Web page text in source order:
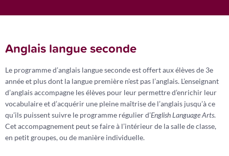
Anglais langue seconde
Le programme d’anglais langue seconde est offert aux élèves de 3e
année et plus dont la langue première n’est pas l’anglais. L’enseignant
d’anglais accompagne les élèves pour leur permettre d’enrichir leur
vocabulaire et d’acquérir une pleine maîtrise de l’anglais jusqu’à ce
qu’ils puissent suivre le programme régulier d’English Language Arts.
Cet accompagnement peut se faire à l’intérieur de la salle de classe,
en petit groupes, ou de manière individuelle.